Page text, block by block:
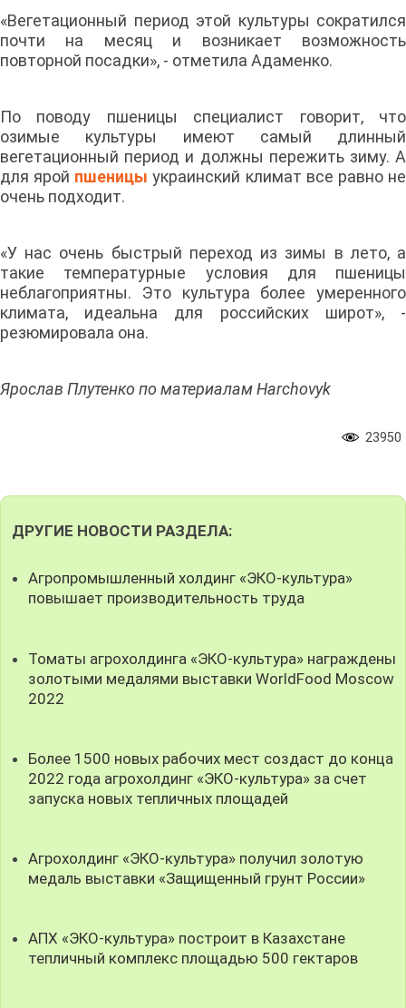
«Вегетационный период этой культуры сократился
почти на месяц и возникает возможность
повторной посадки», - отметила Адаменко.
По поводу пшеницы специалист говорит, что
озимые культуры имеют самый длинный
вегетационный период и должны пережить зиму. А
для ярой пшеницы украинский климат все равно не
очень подходит.
«У нас очень быстрый переход из зимы в лето, а
такие температурные условия для пшеницы
неблагоприятны. Это культура более умеренного
климата, идеальна для российских широт», -
резюмировала она.
Ярослав Плутенко по материалам Harchovyk
23950
ДРУГИЕ НОВОСТИ РАЗДЕЛА:
Агропромышленный холдинг «ЭКО-культура»
повышает производительность труда
Томаты агрохолдинга «ЭКО-культура» награждены
золотыми медалями выставки WorldFood Moscow
2022
Более 1500 новых рабочих мест создаст до конца
2022 года агрохолдинг «ЭКО-культура» за счет
запуска новых тепличных площадей
Агрохолдинг «ЭКО-культура» получил золотую
медаль выставки «Защищенный грунт России»
АПХ «ЭКО-культура» построит в Казахстане
тепличный комплекс площадью 500 гектаров